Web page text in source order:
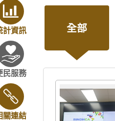
計資訊
民服務
關連結
全部